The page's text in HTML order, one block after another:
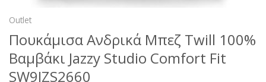
Outlet
Πουκάμισα Ανδρικά Μπεζ Twill 100%
Βαμβάκι Jazzy Studio Comfort Fit
SW9JZS2660